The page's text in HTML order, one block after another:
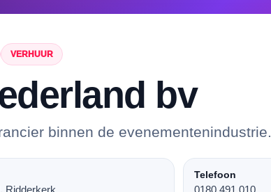
VERHUUR
bv
binnen de evenementenindustrie.
Ridderkerk
Telefoon
0180 491 010